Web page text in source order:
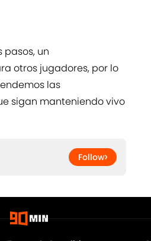
pasos, un
otros jugadores, por lo
las
sigan manteniendo vivo
Follow